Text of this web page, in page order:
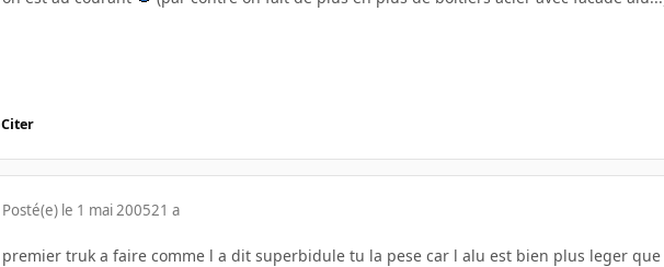
Citer
Posté(e) le 1 mai 200521 a
premier truk a faire comme l a dit superbidule tu la pese car l alu est bien plus leger